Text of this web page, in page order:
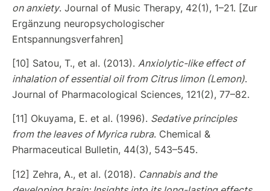
on anxiety. Journal of Music Therapy, 42(1), 1–21. [Zur
Ergänzung neuropsychologischer
Entspannungsverfahren]
[10] Satou, T., et al. (2013). Anxiolytic-like effect of
inhalation of essential oil from Citrus limon (Lemon).
Journal of Pharmacological Sciences, 121(2), 77–82.
[11] Okuyama, E. et al. (1996). Sedative principles
from the leaves of Myrica rubra. Chemical &
Pharmaceutical Bulletin, 44(3), 543–545.
[12] Zehra, A., et al. (2018). Cannabis and the